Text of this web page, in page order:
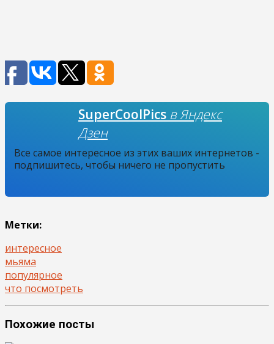
SuperCoolPics в Яндекс
Дзен
Все самое интересное из этих ваших интернетов -
подпишитесь, чтобы ничего не пропустить
Метки:
интересное
мьяма
популярное
что посмотреть
Похожие посты